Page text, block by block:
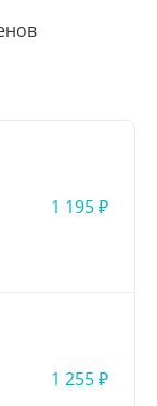
1 195 ₽
1 255 ₽